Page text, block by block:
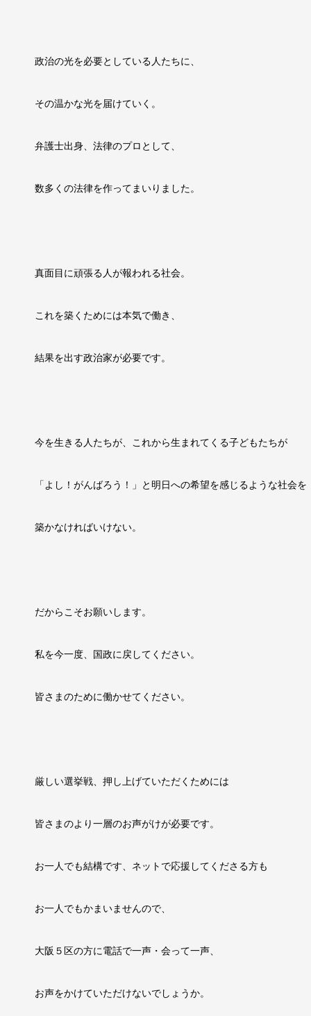
政治の光を必要としている人たちに、
その温かな光を届けていく。
弁護士出身、法律のプロとして、
数多くの法律を作ってまいりました。
真面目に頑張る人が報われる社会。
これを築くためには本気で働き、
結果を出す政治家が必要です。
今を生きる人たちが、これから生まれてくる子どもたちが
「よし！がんばろう！」と明日への希望を感じるような社会を
築かなければいけない。
だからこそお願いします。
私を今一度、国政に戻してください。
皆さまのために働かせてください。
厳しい選挙戦、押し上げていただくためには
皆さまのより一層のお声がけが必要です。
お一人でも結構です、ネットで応援してくださる方も
お一人でもかまいませんので、
大阪５区の方に電話で一声・会って一声、
お声をかけていただけないでしょうか。